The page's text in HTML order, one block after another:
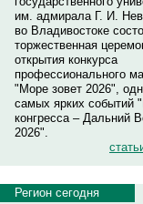
им. адмирала Г. И.
во Владивостоке
торжественная
открытия конкурса
профессионального
"Море зовет 2026",
самых ярких событий
конгресса – Дальний
2026".
Регион сегодня